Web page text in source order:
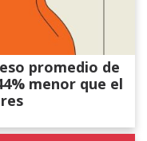
promedio de
menor que el